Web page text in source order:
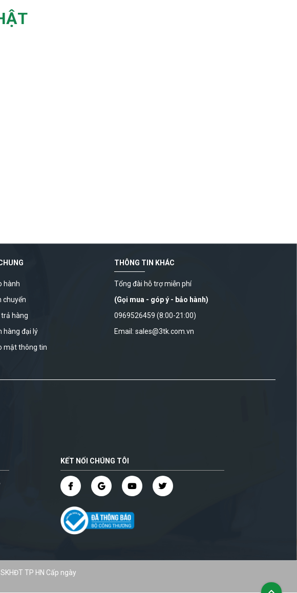
hành
chuyển
hàng
hàng đại lý
mật thông tin
THÔNG TIN KHÁC
Tổng đài hỗ trợ miễn phí
(Gọi mua - góp ý - bảo hành)
0969526459 (8:00-21:00)
Email: sales@3tk.com.vn
KẾT NỐI CHÚNG TÔI
TP HN Cấp ngày